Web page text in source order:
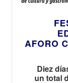
AFORO
Diez
un total